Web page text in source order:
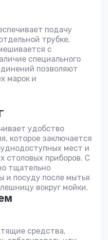
подачу
трубке,
с
специального
позволяют
марок и
удобство
которое заключается
мест и
столовых приборов. С
тщательно
и посуду после мытья
вокруг мойки.
средства,